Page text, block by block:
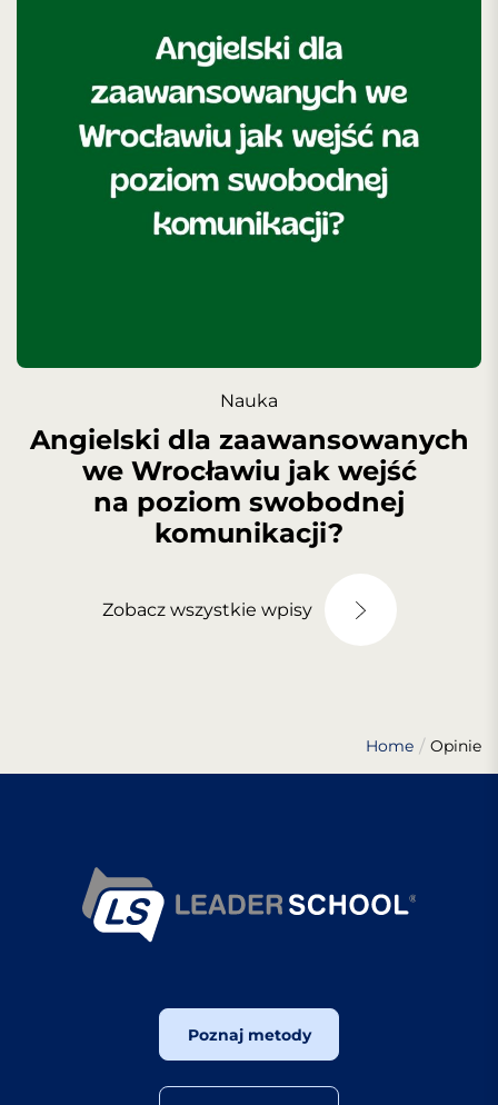
Nauka
Angielski dla zaawansowanych
we Wrocławiu jak wejść
na poziom swobodnej
komunikacji?
Zobacz wszystkie wpisy
Home Opinie
Poznaj metody